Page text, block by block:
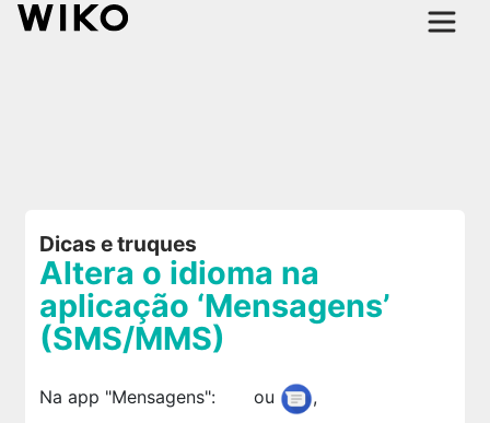
Dicas e truques
Altera o idioma na
aplicação ‘Mensagens’
(SMS/MMS)
Na app "Mensagens": ou ,